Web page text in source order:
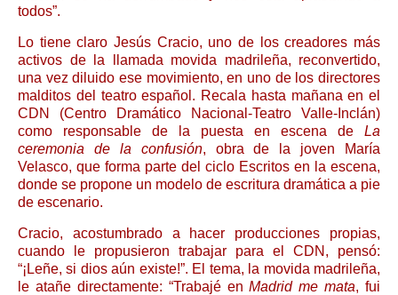
todos”.
Lo tiene claro Jesús Cracio, uno de los creadores más
activos de la llamada movida madrileña, reconvertido,
una vez diluido ese movimiento, en uno de los directores
malditos del teatro español. Recala hasta mañana en el
CDN (Centro Dramático Nacional-Teatro Valle-Inclán)
como responsable de la puesta en escena de La
ceremonia de la confusión, obra de la joven María
Velasco, que forma parte del ciclo Escritos en la escena,
donde se propone un modelo de escritura dramática a pie
de escenario.
Cracio, acostumbrado a hacer producciones propias,
cuando le propusieron trabajar para el CDN, pensó:
“¡Leñe, si dios aún existe!”. El tema, la movida madrileña,
le atañe directamente: “Trabajé enMadrid me mata, fui